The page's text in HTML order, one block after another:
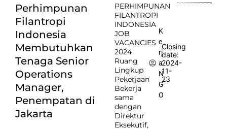
Perhimpunan
Filantropi
Indonesia
Membutuhkan
Tenaga Senior
Operations
Manager,
Penempatan di
Jakarta
PERHIMPUNAN
FILANTROPI
INDONESIA
JOB
VACANCIES
2024
Ruang
Lingkup
Pekerjaan
Bekerja
sama
dengan
Direktur
Eksekutif,
K
e
rj
a
N
G
O
Closing
date:
2024-
11-
23